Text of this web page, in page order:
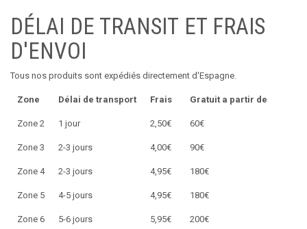
DÉLAI DE TRANSIT ET FRAIS
D'ENVOI
Tous nos produits sont expédiés directement d'Espagne.
Zone Délai de transport Frais Gratuit a partir de
Zone 2 1 jour 2,50€ 60€
Zone 3 2-3 jours 4,00€ 90€
Zone 4 2-3 jours 4,95€ 180€
Zone 5 4-5 jours 4,95€ 180€
Zone 6 5-6 jours 5,95€ 200€